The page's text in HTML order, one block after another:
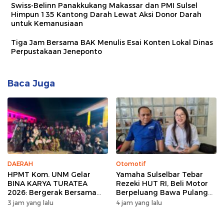
Swiss-Belinn Panakkukang Makassar dan PMI Sulsel
Himpun 135 Kantong Darah Lewat Aksi Donor Darah
untuk Kemanusiaan
Tiga Jam Bersama BAK Menulis Esai Konten Lokal Dinas
Perpustakaan Jeneponto
Baca Juga
DAERAH
HPMT Kom. UNM Gelar
BINA KARYA TURATEA
2026: Bergerak Bersama
untuk Sejuta Manfaat
3 jam yang lalu
Otomotif
Yamaha Sulselbar Tebar
Rezeki HUT RI, Beli Motor
Berpeluang Bawa Pulang
Motor Gratis
4 jam yang lalu